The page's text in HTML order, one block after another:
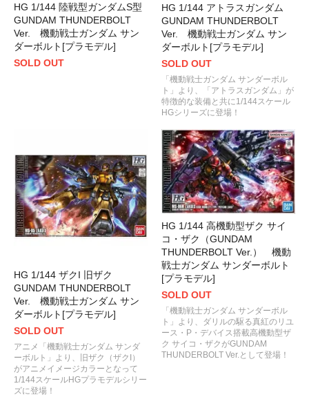
HG 1/144 陸戦型ガンダムS型
GUNDAM THUNDERBOLT
Ver. 機動戦士ガンダム サン
ダーボルト[プラモデル]
SOLD OUT
HG 1/144 アトラスガンダム
GUNDAM THUNDERBOLT
Ver. 機動戦士ガンダム サン
ダーボルト[プラモデル]
SOLD OUT
「機動戦士ガンダム サンダーボル
ト」より、「アトラスガンダム」が
特徴的な装備と共に1/144スケール
HGシリーズに登場！
HG 1/144 ザクI 旧ザク
GUNDAM THUNDERBOLT
Ver. 機動戦士ガンダム サン
ダーボルト[プラモデル]
SOLD OUT
アニメ「機動戦士ガンダム サンダ
ーボルト」より、旧ザク（ザクI）
がアニメイメージカラーとなって
1/144スケールHGプラモデルシリー
ズに登場！
HG 1/144 高機動型ザク サイ
コ・ザク（GUNDAM
THUNDERBOLT Ver.） 機動
戦士ガンダム サンダーボルト
[プラモデル]
SOLD OUT
「機動戦士ガンダム サンダーボル
ト」より、ダリルの駆る真紅のリユ
ース・P・デバイス搭載高機動型ザ
ク サイコ・ザクがGUNDAM
THUNDERBOLT Ver.として登場！